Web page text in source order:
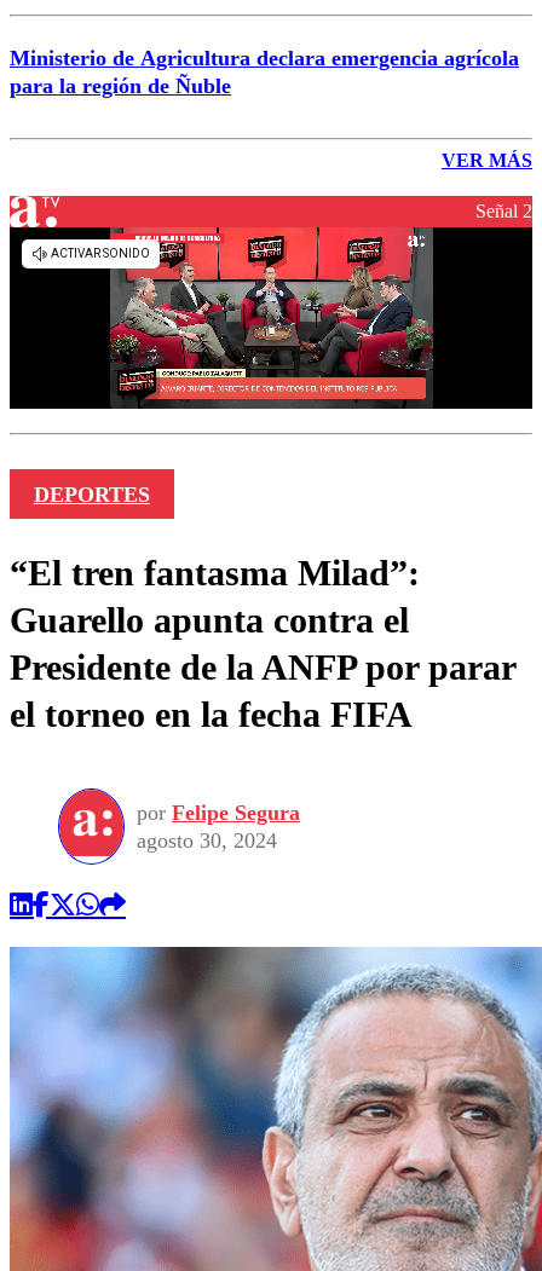
Ministerio de Agricultura declara emergencia agrícola
para la región de Ñuble
VER MÁS
Señal 2
DEPORTES
“El tren fantasma Milad”:
Guarello apunta contra el
Presidente de la ANFP por parar
el torneo en la fecha FIFA
por Felipe Segura
agosto 30, 2024